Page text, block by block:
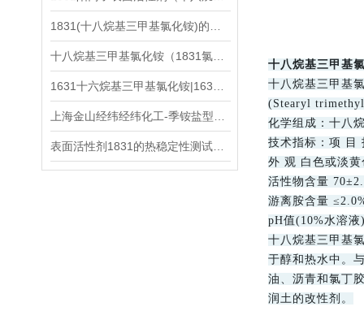
十八烷基三甲基
十八烷基三甲基
(Stearyl
化学组成：十八
技术指标：项 目
外 观 白色或淡黄
活性物含量
游离胺含量
pH值(10%水溶
十八烷基三甲基
于醇和热水中。
油、沥青和氯丁
润土的改性剂。